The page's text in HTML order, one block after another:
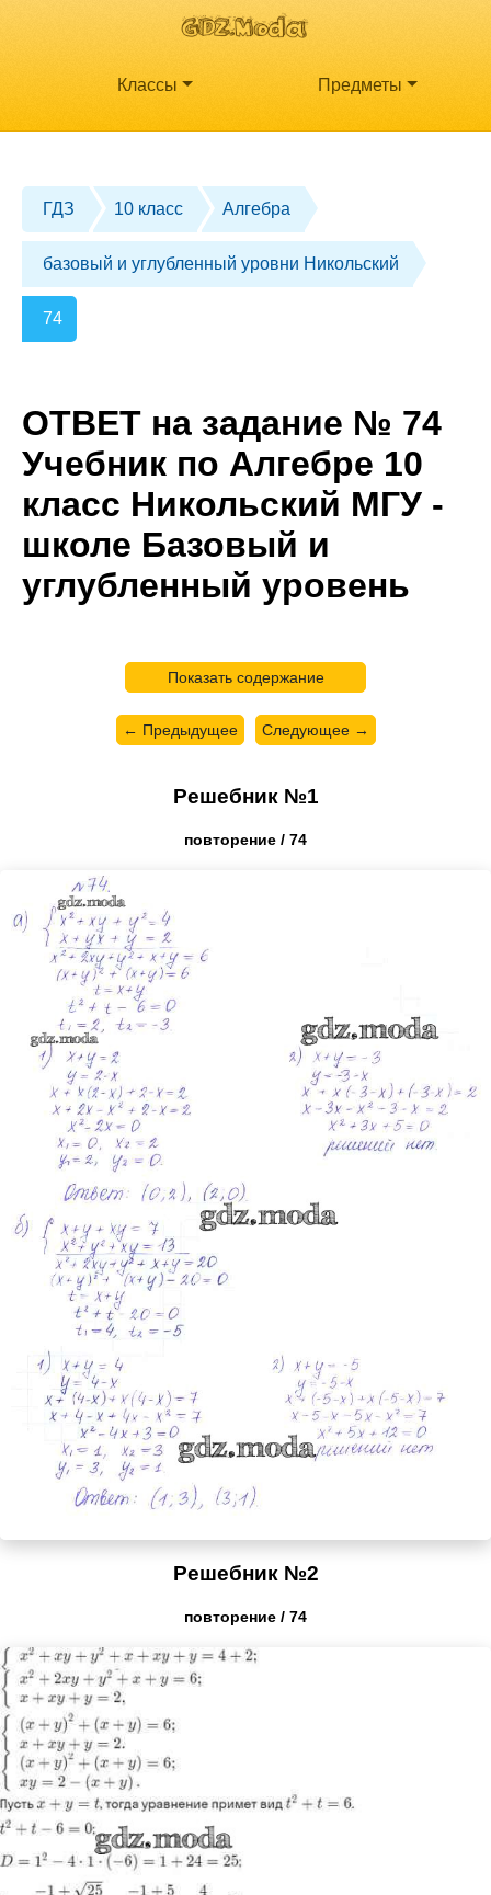
Классы Предметы
ГДЗ 10 класс Алгебра
базовый и углубленный уровни Никольский
74
ОТВЕТ на задание № 74
Учебник по Алгебре 10
класс Никольский МГУ -
школе Базовый и
углубленный уровень
Показать содержание
← Предыдущее Следующее →
Решебник №1
повторение / 74
Решебник №2
повторение / 74